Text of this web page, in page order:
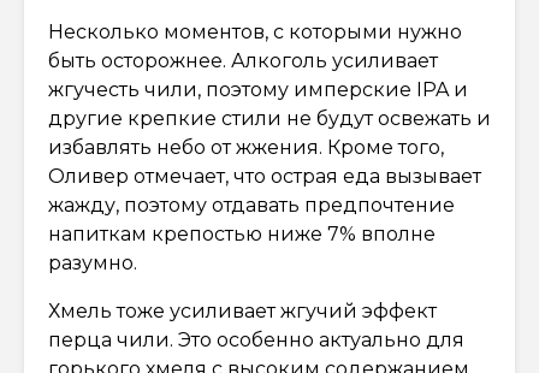
Несколько моментов, с которыми нужно
быть осторожнее. Алкоголь усиливает
жгучесть чили, поэтому имперские IPA и
другие крепкие стили не будут освежать и
избавлять небо от жжения. Кроме того,
Оливер отмечает, что острая еда вызывает
жажду, поэтому отдавать предпочтение
напиткам крепостью ниже 7% вполне
разумно.
Хмель тоже усиливает жгучий эффект
перца чили. Это особенно актуально для